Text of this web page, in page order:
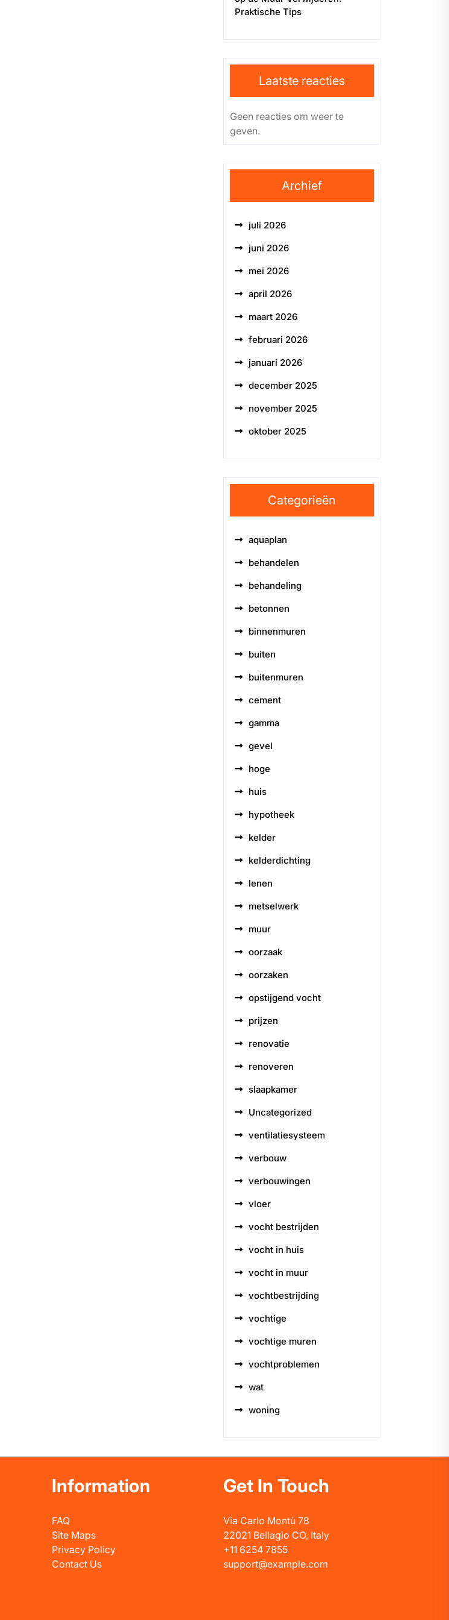
Praktische Tips
Laatste reacties
Geen reacties om weer te
geven.
Archief
juli 2026
juni 2026
mei 2026
april 2026
maart 2026
februari 2026
januari 2026
december 2025
november 2025
oktober 2025
Categorieën
aquaplan
behandelen
behandeling
betonnen
binnenmuren
buiten
buitenmuren
cement
gamma
gevel
hoge
huis
hypotheek
kelder
kelderdichting
lenen
metselwerk
muur
oorzaak
oorzaken
opstijgend vocht
prijzen
renovatie
renoveren
slaapkamer
Uncategorized
ventilatiesysteem
verbouw
verbouwingen
vloer
vocht bestrijden
vocht in huis
vocht in muur
vochtbestrijding
vochtige
vochtige muren
vochtproblemen
wat
woning
Information
FAQ
Site Maps
Privacy Policy
Contact Us
Get In Touch
Via Carlo Montù 78
22021 Bellagio CO, Italy
+11 6254 7855
support@example.com